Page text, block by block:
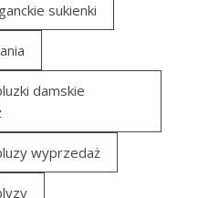
sukienki
damskie
wyprzedaż